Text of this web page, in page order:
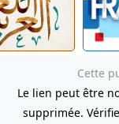
Cette
Le lien peut être
supprimée.